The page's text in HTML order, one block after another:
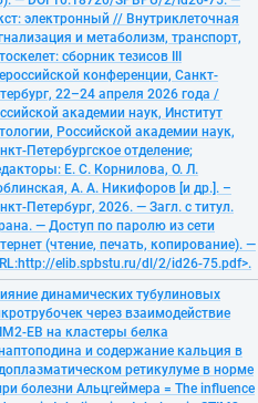
электронный // Внутриклеточная
и метаболизм, транспорт,
сборник тезисов III
конференции, Санкт-
22–24 апреля 2026 года /
академии наук, Институт
Российской академии наук,
Петербургское отделение;
Е. С. Корнилова, О. Л.
А. А. Никифоров [и др.]. –
Петербург, 2026. — Загл. с титул.
— Доступ по паролю из сети
(чтение, печать, копирование). —
elib.spbstu.ru/dl/2/id26-75.pdf>.
динамических тубулиновых
через взаимодействие
EB на кластеры белка
и содержание кальция в
ретикулуме в норме
болезни Альцгеймера = The influence